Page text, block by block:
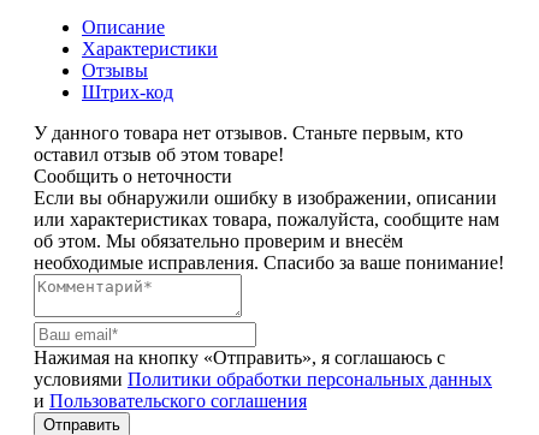
Описание
Характеристики
Отзывы
Штрих-код
У данного товара нет отзывов. Станьте первым, кто
оставил отзыв об этом товаре!
Сообщить о неточности
Если вы обнаружили ошибку в изображении, описании
или характеристиках товара, пожалуйста, сообщите нам
об этом. Мы обязательно проверим и внесём
необходимые исправления. Спасибо за ваше понимание!
Нажимая на кнопку «Отправить», я соглашаюсь с
условиями Политики обработки персональных данных
и Пользовательского соглашения
Отправить